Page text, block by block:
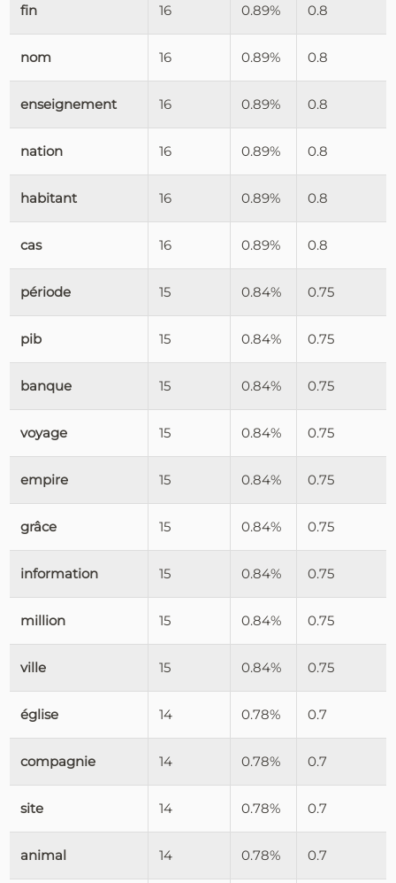
fin 16 0.89% 0.8
nom 16 0.89% 0.8
enseignement 16 0.89% 0.8
nation 16 0.89% 0.8
habitant 16 0.89% 0.8
cas 16 0.89% 0.8
période 15 0.84% 0.75
pib 15 0.84% 0.75
banque 15 0.84% 0.75
voyage 15 0.84% 0.75
empire 15 0.84% 0.75
grâce 15 0.84% 0.75
information 15 0.84% 0.75
million 15 0.84% 0.75
ville 15 0.84% 0.75
église 14 0.78% 0.7
compagnie 14 0.78% 0.7
site 14 0.78% 0.7
animal 14 0.78% 0.7